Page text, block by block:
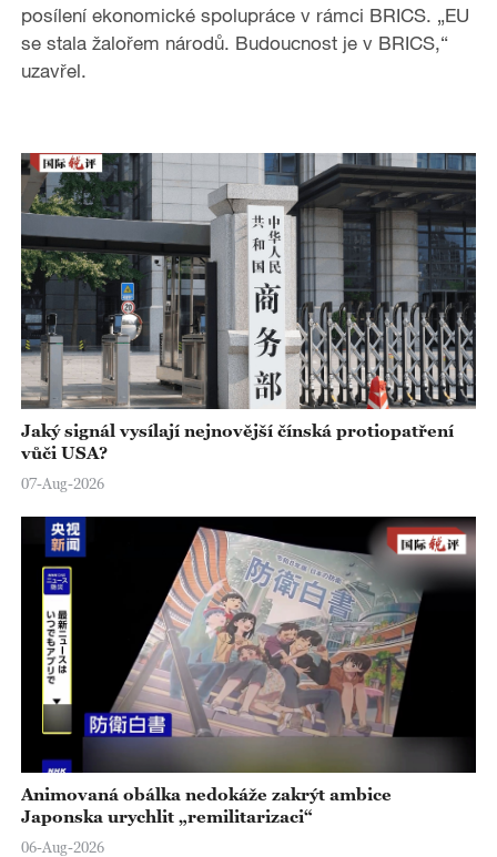
posílení ekonomické spolupráce v rámci BRICS. „EU
se stala žalořem národů. Budoucnost je v BRICS,“
uzavřel.
Jaký signál vysílají nejnovější čínská protiopatření
vůči USA?
07-Aug-2026
Animovaná obálka nedokáže zakrýt ambice
Japonska urychlit „remilitarizaci“
06-Aug-2026